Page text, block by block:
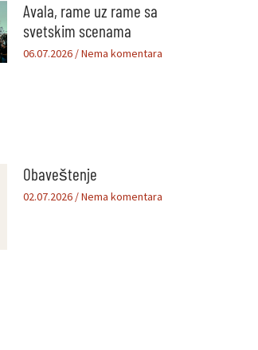
Avala, rame uz rame sa
svetskim scenama
06.07.2026 Nema komentara
Obaveštenje
02.07.2026 Nema komentara